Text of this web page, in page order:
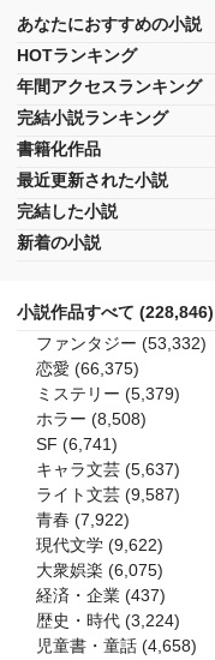
あなたにおすすめの小説
HOTランキング
年間アクセスランキング
完結小説ランキング
書籍化作品
最近更新された小説
完結した小説
新着の小説
小説作品すべて (228,846)
ファンタジー (53,332)
恋愛 (66,375)
ミステリー (5,379)
ホラー (8,508)
SF (6,741)
キャラ文芸 (5,637)
ライト文芸 (9,587)
青春 (7,922)
現代文学 (9,622)
大衆娯楽 (6,075)
経済・企業 (437)
歴史・時代 (3,224)
児童書・童話 (4,658)